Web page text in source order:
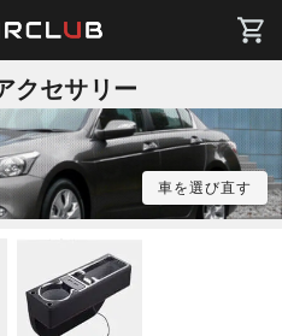
クセサリー
車を選び直す